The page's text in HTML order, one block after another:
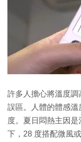
許多人擔心將溫度調
誤區。人體的體感
度。夏日悶熱主因
下，28 度搭配微風